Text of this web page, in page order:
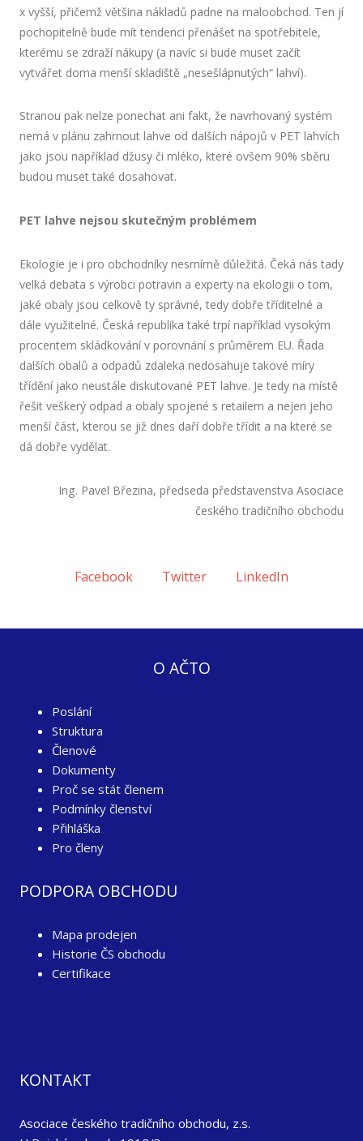
x vyšší, přičemž většina nákladů padne na maloobchod. Ten jí
pochopitelně bude mít tendenci přenášet na spotřebitele,
kterému se zdraží nákupy (a navíc si bude muset začít
vytvářet doma menší skladiště „nesešlápnutých“ lahví).
Stranou pak nelze ponechat ani fakt, že navrhovaný systém
nemá v plánu zahrnout lahve od dalších nápojů v PET lahvích
jako jsou například džusy či mléko, které ovšem 90% sběru
budou muset také dosahovat.
PET lahve nejsou skutečným problémem
Ekologie je i pro obchodníky nesmírně důležitá. Čeká nás tady
velká debata s výrobci potravin a experty na ekologii o tom,
jaké obaly jsou celkově ty správné, tedy dobře tříditelné a
dále využitelné. Česká republika také trpí například vysokým
procentem skládkování v porovnání s průměrem EU. Řada
dalších obalů a odpadů zdaleka nedosahuje takové míry
třídění jako neustále diskutované PET lahve. Je tedy na místě
řešit veškerý odpad a obaly spojené s retailem a nejen jeho
menší část, kterou se již dnes daří dobře třídit a na které se
dá dobře vydělat.
Ing. Pavel Březina, předseda představenstva Asociace
českého tradičního obchodu
Facebook Twitter LinkedIn
O AČTO
Poslání
Struktura
Členové
Dokumenty
Proč se stát členem
Podmínky členství
Přihláška
Pro členy
PODPORA OBCHODU
Mapa prodejen
Historie ČS obchodu
Certifikace
KONTAKT
Asociace českého tradičního obchodu, z.s.